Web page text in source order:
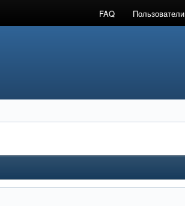
FAQ Пользователи